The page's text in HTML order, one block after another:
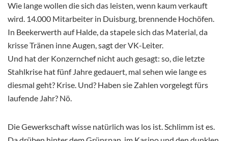
Wie lange wollen die sich das leisten, wenn kaum verkauft
wird. 14.000 Mitarbeiter in Duisburg, brennende Hochöfen.
In Beekerwerth auf Halde, da stapele sich das Material, da
krisse Tränen inne Augen, sagt der VK-Leiter.
Und hat der Konzernchef nicht auch gesagt: so, die letzte
Stahlkrise hat fünf Jahre gedauert, mal sehen wie lange es
diesmal geht? Krise. Und? Haben sie Zahlen vorgelegt fürs
laufende Jahr? Nö.
Die Gewerkschaft wisse natürlich was los ist. Schlimm ist es.